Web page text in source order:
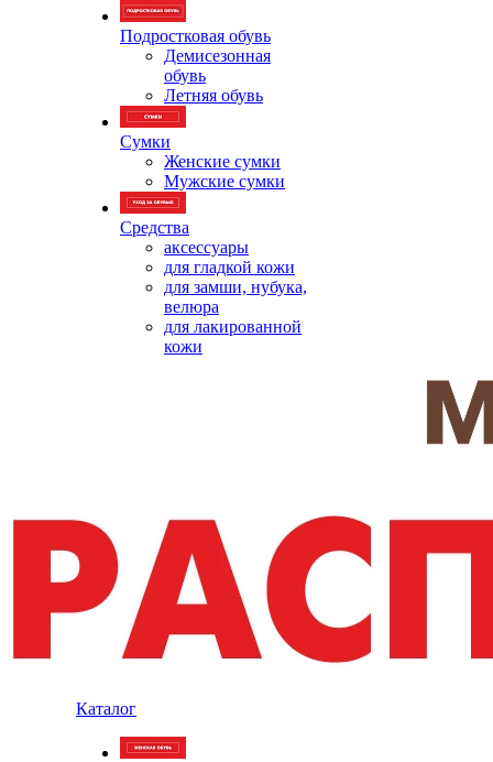
Подростковая обувь
Демисезонная
обувь
Летняя обувь
Сумки
Женские сумки
Мужские сумки
Средства
аксессуары
для гладкой кожи
для замши, нубука,
велюра
для лакированной
кожи
Каталог